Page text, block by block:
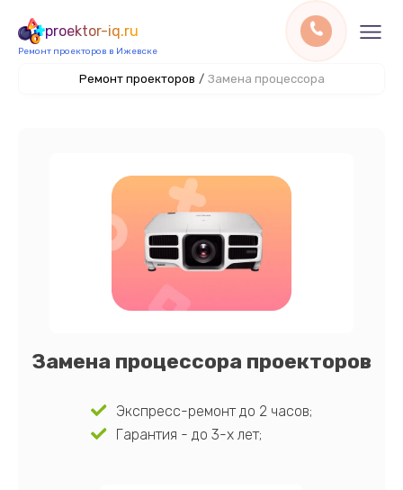
proektor-iq.ru
Ремонт проекторов в Ижевске
Ремонт проекторов / Замена процессора
Замена процессора проекторов
Экспресс-ремонт до 2 часов;
Гарантия - до 3-х лет;